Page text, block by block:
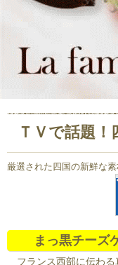
ＴＶで話題
厳選された四国の新鮮な
まっ黒チーズ
フランス西部に伝わる